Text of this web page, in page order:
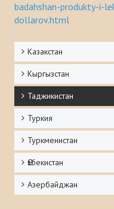
badahshan-produkty-i-
dollarov.html
Казакстан
Кыргызстан
Таджикистан
Туркия
Туркменистан
Ѳзбекистан
Азербайджан